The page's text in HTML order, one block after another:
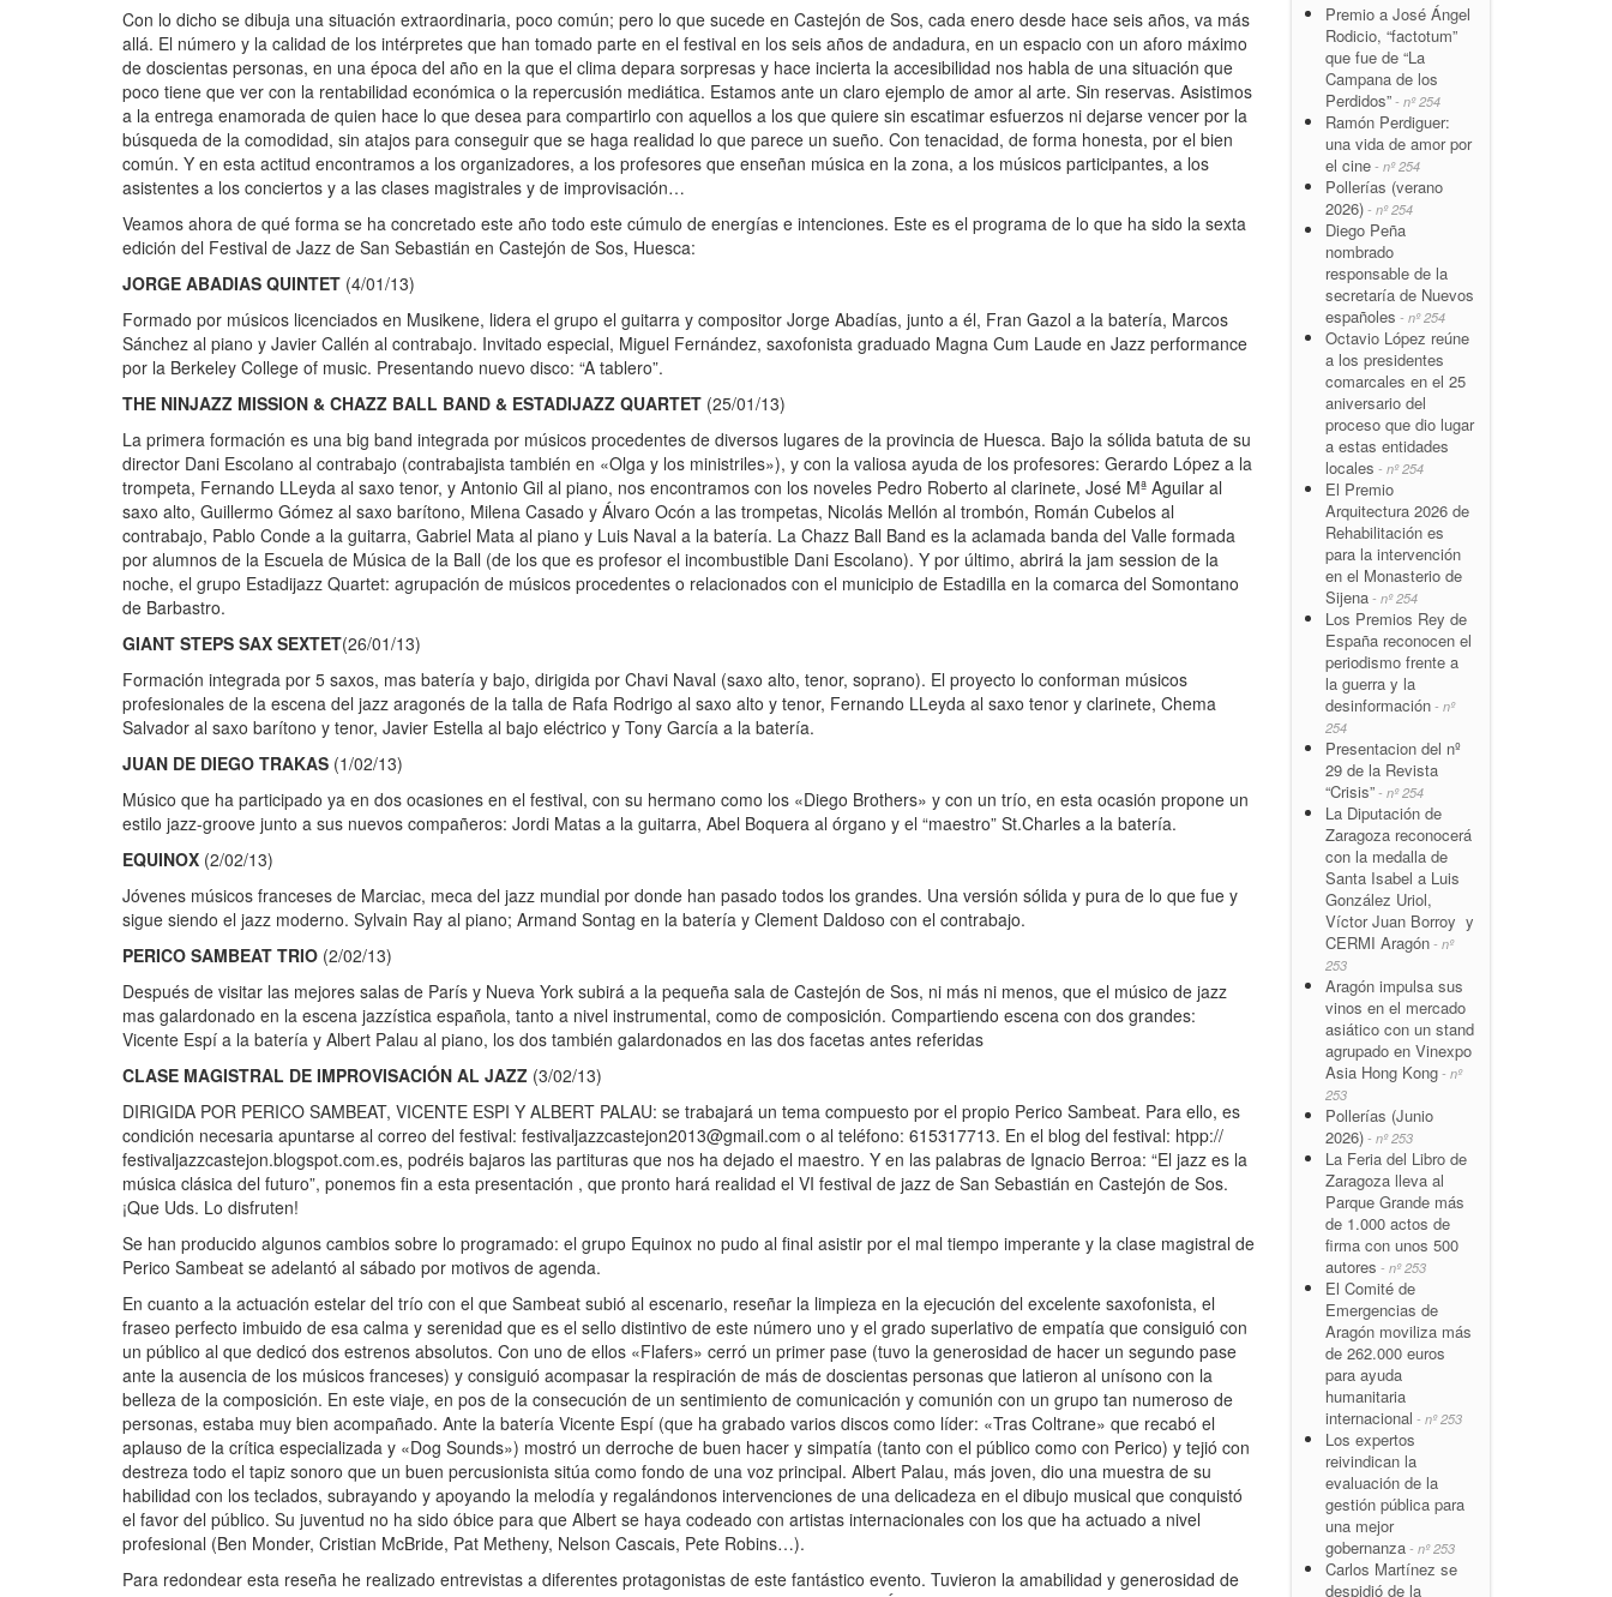
Con lo dicho se dibuja una situación extraordinaria, poco común; pero lo que sucede en Castejón de Sos, cada enero desde hace seis años, va más
allá. El número y la calidad de los intérpretes que han tomado parte en el festival en los seis años de andadura, en un espacio con un aforo máximo
de doscientas personas, en una época del año en la que el clima depara sorpresas y hace incierta la accesibilidad nos habla de una situación que
poco tiene que ver con la rentabilidad económica o la repercusión mediática. Estamos ante un claro ejemplo de amor al arte. Sin reservas. Asistimos
a la entrega enamorada de quien hace lo que desea para compartirlo con aquellos a los que quiere sin escatimar esfuerzos ni dejarse vencer por la
búsqueda de la comodidad, sin atajos para conseguir que se haga realidad lo que parece un sueño. Con tenacidad, de forma honesta, por el bien
común. Y en esta actitud encontramos a los organizadores, a los profesores que enseñan música en la zona, a los músicos participantes, a los
asistentes a los conciertos y a las clases magistrales y de improvisación…
Veamos ahora de qué forma se ha concretado este año todo este cúmulo de energías e intenciones. Este es el programa de lo que ha sido la sexta
edición del Festival de Jazz de San Sebastián en Castejón de Sos, Huesca:
JORGE ABADIAS QUINTET (4/01/13)
Formado por músicos licenciados en Musikene, lidera el grupo el guitarra y compositor Jorge Abadías, junto a él, Fran Gazol a la batería, Marcos
Sánchez al piano y Javier Callén al contrabajo. Invitado especial, Miguel Fernández, saxofonista graduado Magna Cum Laude en Jazz performance
por la Berkeley College of music. Presentando nuevo disco: “A tablero”.
THE NINJAZZ MISSION & CHAZZ BALL BAND & ESTADIJAZZ QUARTET (25/01/13)
La primera formación es una big band integrada por músicos procedentes de diversos lugares de la provincia de Huesca. Bajo la sólida batuta de su
director Dani Escolano al contrabajo (contrabajista también en «Olga y los ministriles»), y con la valiosa ayuda de los profesores: Gerardo López a la
trompeta, Fernando LLeyda al saxo tenor, y Antonio Gil al piano, nos encontramos con los noveles Pedro Roberto al clarinete, José Mª Aguilar al
saxo alto, Guillermo Gómez al saxo barítono, Milena Casado y Álvaro Ocón a las trompetas, Nicolás Mellón al trombón, Román Cubelos al
contrabajo, Pablo Conde a la guitarra, Gabriel Mata al piano y Luis Naval a la batería. La Chazz Ball Band es la aclamada banda del Valle formada
por alumnos de la Escuela de Música de la Ball (de los que es profesor el incombustible Dani Escolano). Y por último, abrirá la jam session de la
noche, el grupo Estadijazz Quartet: agrupación de músicos procedentes o relacionados con el municipio de Estadilla en la comarca del Somontano
de Barbastro.
GIANT STEPS SAX SEXTET(26/01/13)
Formación integrada por 5 saxos, mas batería y bajo, dirigida por Chavi Naval (saxo alto, tenor, soprano). El proyecto lo conforman músicos
profesionales de la escena del jazz aragonés de la talla de Rafa Rodrigo al saxo alto y tenor, Fernando LLeyda al saxo tenor y clarinete, Chema
Salvador al saxo barítono y tenor, Javier Estella al bajo eléctrico y Tony García a la batería.
JUAN DE DIEGO TRAKAS (1/02/13)
Músico que ha participado ya en dos ocasiones en el festival, con su hermano como los «Diego Brothers» y con un trío, en esta ocasión propone un
estilo jazz-groove junto a sus nuevos compañeros: Jordi Matas a la guitarra, Abel Boquera al órgano y el “maestro” St.Charles a la batería.
EQUINOX (2/02/13)
Jóvenes músicos franceses de Marciac, meca del jazz mundial por donde han pasado todos los grandes. Una versión sólida y pura de lo que fue y
sigue siendo el jazz moderno. Sylvain Ray al piano; Armand Sontag en la batería y Clement Daldoso con el contrabajo.
PERICO SAMBEAT TRIO (2/02/13)
Después de visitar las mejores salas de París y Nueva York subirá a la pequeña sala de Castejón de Sos, ni más ni menos, que el músico de jazz
mas galardonado en la escena jazzística española, tanto a nivel instrumental, como de composición. Compartiendo escena con dos grandes:
Vicente Espí a la batería y Albert Palau al piano, los dos también galardonados en las dos facetas antes referidas
CLASE MAGISTRAL DE IMPROVISACIÓN AL JAZZ (3/02/13)
DIRIGIDA POR PERICO SAMBEAT, VICENTE ESPI Y ALBERT PALAU: se trabajará un tema compuesto por el propio Perico Sambeat. Para ello, es
condición necesaria apuntarse al correo del festival: festivaljazzcastejon2013@gmail.com o al teléfono: 615317713. En el blog del festival: htpp://
festivaljazzcastejon.blogspot.com.es, podréis bajaros las partituras que nos ha dejado el maestro. Y en las palabras de Ignacio Berroa: “El jazz es la
música clásica del futuro”, ponemos fin a esta presentación , que pronto hará realidad el VI festival de jazz de San Sebastián en Castejón de Sos.
¡Que Uds. Lo disfruten!
Se han producido algunos cambios sobre lo programado: el grupo Equinox no pudo al final asistir por el mal tiempo imperante y la clase magistral de
Perico Sambeat se adelantó al sábado por motivos de agenda.
En cuanto a la actuación estelar del trío con el que Sambeat subió al escenario, reseñar la limpieza en la ejecución del excelente saxofonista, el
fraseo perfecto imbuido de esa calma y serenidad que es el sello distintivo de este número uno y el grado superlativo de empatía que consiguió con
un público al que dedicó dos estrenos absolutos. Con uno de ellos «Flafers» cerró un primer pase (tuvo la generosidad de hacer un segundo pase
ante la ausencia de los músicos franceses) y consiguió acompasar la respiración de más de doscientas personas que latieron al unísono con la
belleza de la composición. En este viaje, en pos de la consecución de un sentimiento de comunicación y comunión con un grupo tan numeroso de
personas, estaba muy bien acompañado. Ante la batería Vicente Espí (que ha grabado varios discos como líder: «Tras Coltrane» que recabó el
aplauso de la crítica especializada y «Dog Sounds») mostró un derroche de buen hacer y simpatía (tanto con el público como con Perico) y tejió con
destreza todo el tapiz sonoro que un buen percusionista sitúa como fondo de una voz principal. Albert Palau, más joven, dio una muestra de su
habilidad con los teclados, subrayando y apoyando la melodía y regalándonos intervenciones de una delicadeza en el dibujo musical que conquistó
el favor del público. Su juventud no ha sido óbice para que Albert se haya codeado con artistas internacionales con los que ha actuado a nivel
profesional (Ben Monder, Cristian McBride, Pat Metheny, Nelson Cascais, Pete Robins…).
Para redondear esta reseña he realizado entrevistas a diferentes protagonistas de este fantástico evento. Tuvieron la amabilidad y generosidad de
Premio a José Ángel
Rodicio, “factotum”
que fue de “La
Campana de los
Perdidos” - nº 254
Ramón Perdiguer:
una vida de amor por
el cine - nº 254
Pollerías (verano
2026) - nº 254
Diego Peña
nombrado
responsable de la
secretaría de Nuevos
españoles - nº 254
Octavio López reúne
a los presidentes
comarcales en el 25
aniversario del
proceso que dio lugar
a estas entidades
locales - nº 254
El Premio
Arquitectura 2026 de
Rehabilitación es
para la intervención
en el Monasterio de
Sijena - nº 254
Los Premios Rey de
España reconocen el
periodismo frente a
la guerra y la
desinformación - nº
254
Presentacion del nº
29 de la Revista
“Crisis” - nº 254
La Diputación de
Zaragoza reconocerá
con la medalla de
Santa Isabel a Luis
González Uriol,
Víctor Juan Borroy y
CERMI Aragón - nº
253
Aragón impulsa sus
vinos en el mercado
asiático con un stand
agrupado en Vinexpo
Asia Hong Kong - nº
253
Pollerías (Junio
2026) - nº 253
La Feria del Libro de
Zaragoza lleva al
Parque Grande más
de 1.000 actos de
firma con unos 500
autores - nº 253
El Comité de
Emergencias de
Aragón moviliza más
de 262.000 euros
para ayuda
humanitaria
internacional - nº 253
Los expertos
reivindican la
evaluación de la
gestión pública para
una mejor
gobernanza - nº 253
Carlos Martínez se
despidió de la